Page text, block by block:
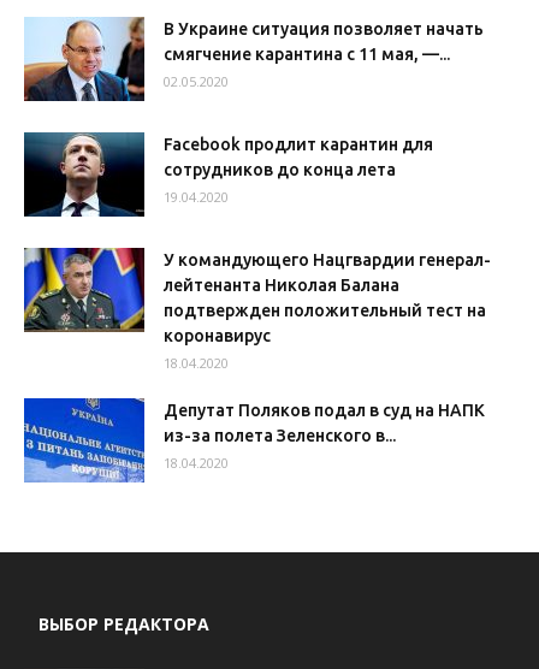
В Украине ситуация позволяет начать
смягчение карантина с 11 мая, —...
02.05.2020
Facebook продлит карантин для
сотрудников до конца лета
19.04.2020
У командующего Нацгвардии генерал-
лейтенанта Николая Балана
подтвержден положительный тест на
коронавирус
18.04.2020
Депутат Поляков подал в суд на НАПК
из-за полета Зеленского в...
18.04.2020
ВЫБОР РЕДАКТОРА